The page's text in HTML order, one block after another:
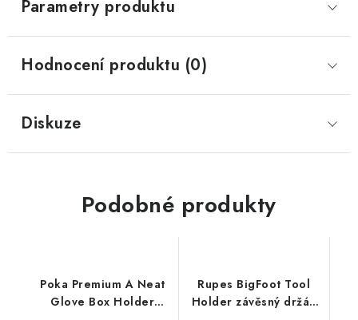
Parametry produktu
Hodnocení produktu (0)
Diskuze
Podobné produkty
Poka Premium A Neat
Glove Box Holder
Rupes BigFoot Tool
Holder závěsný držák